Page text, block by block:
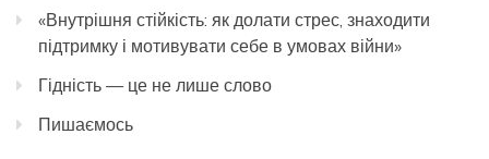
«Внутрішня стійкість: як долати стрес, знаходити
підтримку і мотивувати себе в умовах війни»
Гідність — це не лише слово
Пишаємось